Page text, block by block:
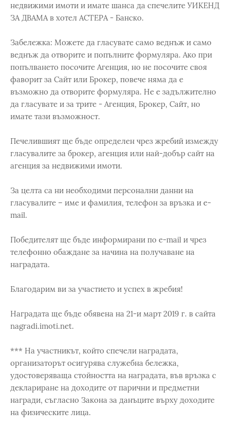
недвижими имоти и имате шанса да спечелите УИКЕНД
ЗА ДВАМА в хотел АСТЕРА - Банско.
Забележка: Можете да гласувате само веднъж и само
веднъж да отворите и попълните формуляра. Ако при
попълването посочите Агенция, но не посочите своя
фаворит за Сайт или Брокер, повече няма да е
възможно да отворите формуляра. Не е задължително
да гласувате и за трите - Агенция, Брокер, Сайт, но
имате тази възможност.
Печелившият ще бъде определен чрез жребий измежду
гласувалите за брокер, агенция или най-добър сайт на
агенция за недвижими имоти.
За целта са ни необходими персонални данни на
гласувалите – име и фамилия, телефон за връзка и e-
mail.
Победителят ще бъде информирани по e-mail и чрез
телефонно обаждане за начина на получаване на
наградата.
Благодарим ви за участието и успех в жребия!
Наградата ще бъде обявена на 21-и март 2019 г. в сайта
nagradi.imoti.net.
*** На участникът, който спечели наградата,
организаторът осигурява служебна бележка,
удостоверяваща стойността на наградата, във връзка с
деклариране на доходите от парични и предметни
награди, съгласно Закона за данъците върху доходите
на физическите лица.